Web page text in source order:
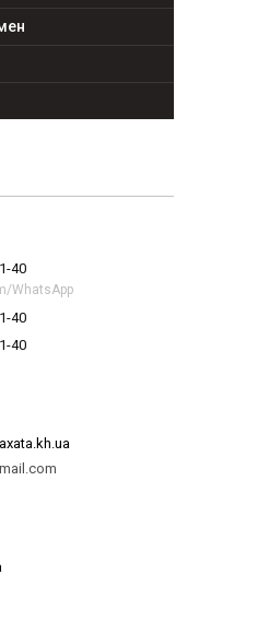
40
WhatsApp
40
40